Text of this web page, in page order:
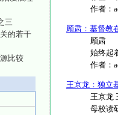
三
的若干
比较
作者：
顾肃：基督教
顾肃
始终起
作者：
王京龙：独立
王京龙
母校读